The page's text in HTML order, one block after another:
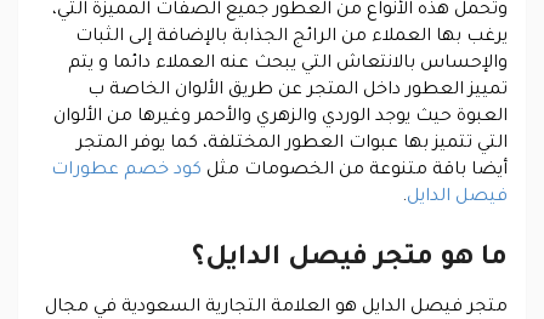
وتحمل هذه الأنواع من العطور جميع الصفات المميزة التي،
يرغب بها العملاء من الرائج الجذابة بالإضافة إلى الثبات
والإحساس بالانتعاش التي يبحث عنه العملاء دائما و يتم
تمييز العطور داخل المتجر عن طريق الألوان الخاصة ب
العبوة حيث يوجد الوردي والزهري والأحمر وغيرها من الألوان
التي تتميز بها عبوات العطور المختلفة، كما يوفر المتجر
أيضا باقة متنوعة من الخصومات مثل كود خصم عطورات
فيصل الدايل.
ما هو متجر فيصل الدايل؟
متجر فيصل الدايل هو العلامة التجارية السعودية في مجال